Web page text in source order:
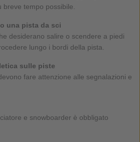
tempo possibile.
una pista da sci
desiderano salire o scendere a piedi
lungo i bordi della pista.
sulle piste
fare attenzione alle segnalazioni e
e snowboarder è obbligato